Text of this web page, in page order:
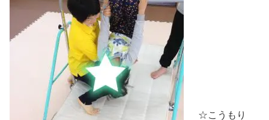
☆こうもり